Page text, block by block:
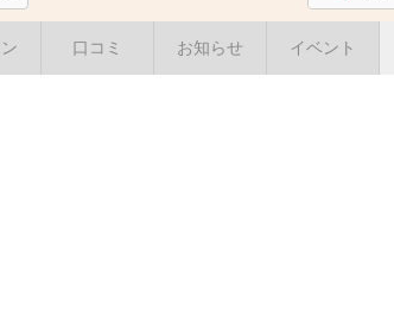
口コミ お知らせ イベント